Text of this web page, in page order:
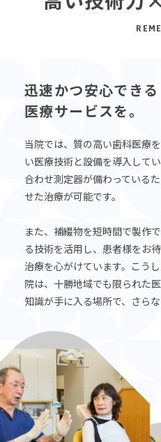
迅速かつ安心できる
医療サービスを。
当院では、質の高い歯科医療
い医療技術と設備を導入して
合わせ測定器が備わっている
せた治療が可能です。
また、補綴物を短時間で製作
る技術を活用し、患者様をお
治療を心がけています。こう
院は、十勝地域でも限られた
知識が手に入る場所で、さら